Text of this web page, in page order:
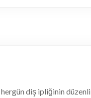
diş ipliğinin